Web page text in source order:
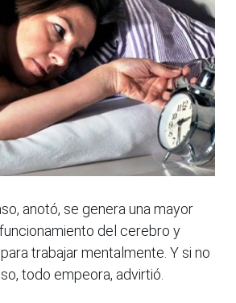
anotó, se genera una mayor
del cerebro y
trabajar mentalmente. Y si no
todo empeora, advirtió.